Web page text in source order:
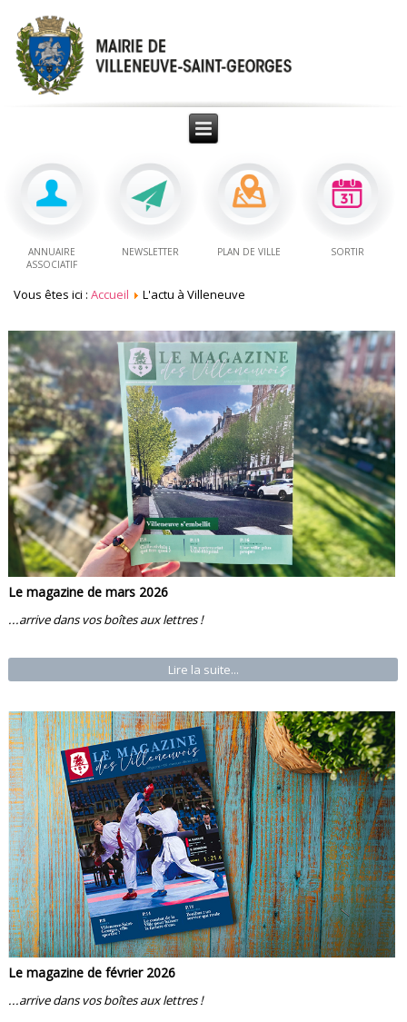
ANNUAIRE
ASSOCIATIF
NEWSLETTER PLAN DE VILLE SORTIR
Vous êtes ici :Accueil L'actu à Villeneuve
Le magazine de mars 2026
...arrive dans vos boîtes aux lettres !
Lire la suite...
Le magazine de février 2026
...arrive dans vos boîtes aux lettres !